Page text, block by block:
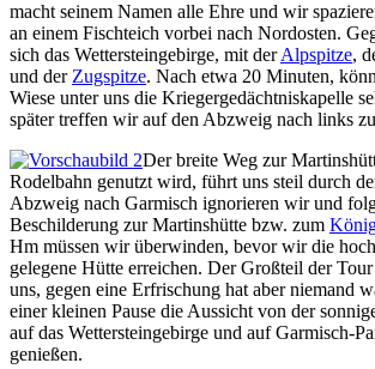
macht seinem Namen alle Ehre und wir
an einem Fischteich vorbei nach Nordosten.
sich das Wettersteingebirge, mit derAlpspitze,
und der Zugspitze. Nach etwa 20 Minuten,
Wiese unter uns die Kriegergedächtniskapelle
später treffen wir auf den Abzweig nach links
Der breite Weg zur
Rodelbahn genutzt wird, führt uns steil durch
Abzweig nach Garmisch ignorieren wir und
Beschilderung zur Martinshütte bzw. zum
Hm müssen wir überwinden, bevor wir die
gelegene Hütte erreichen. Der Großteil der
uns, gegen eine Erfrischung hat aber niemand
einer kleinen Pause die Aussicht von der
auf das Wettersteingebirge und auf Garmisch-
genießen.